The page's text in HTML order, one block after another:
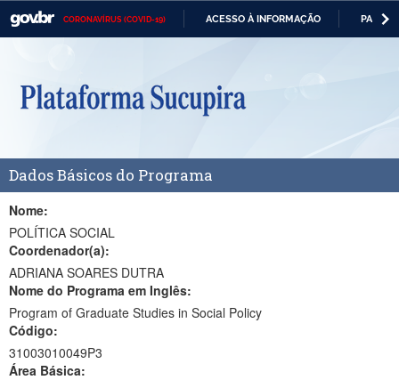
CORONAVÍRUS (COVID-19) ACESSO À INFORMAÇÃO
Casa Civil
Ministério da Defesa
Ministério da Economia
Ministério da Infraestrutura
Ministério da Educação
Ministério da Cidadania
Ministério da Saúde
Dados Básicos do Programa
Nome:
POLÍTICA SOCIAL
Coordenador(a):
ADRIANA SOARES DUTRA
Nome do Programa em Inglês:
Program of Graduate Studies in Social Policy
Código:
31003010049P3
Área Básica: